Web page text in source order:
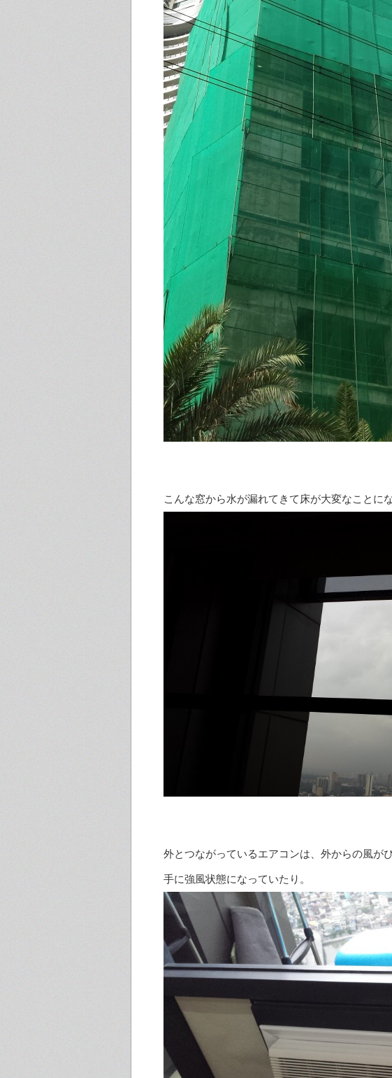
こんな窓から水が漏れてきて床が大変なことに
外とつながっているエアコンは、外からの風が
手に強風状態になっていたり。